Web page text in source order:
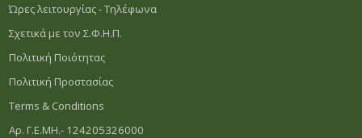
Ώρες λειτουργίας - Τηλέφωνα
Σχετικά με τον Σ.Φ.Η.Π.
Πολιτική Ποιότητας
Πολιτική Προστασίας
Terms & Conditions
Αρ. Γ.Ε.ΜΗ.- 124205326000